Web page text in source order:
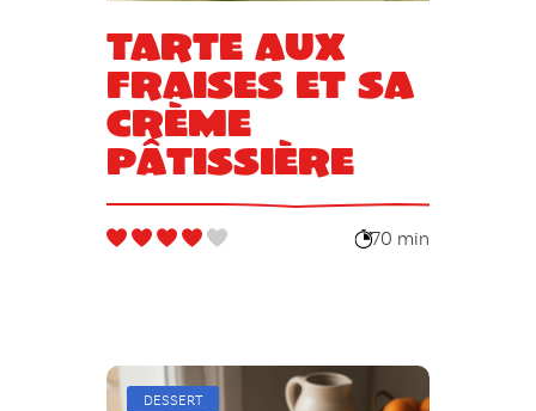
Tarte aux
fraises et sa
crème
pâtissière
70 min
DESSERT